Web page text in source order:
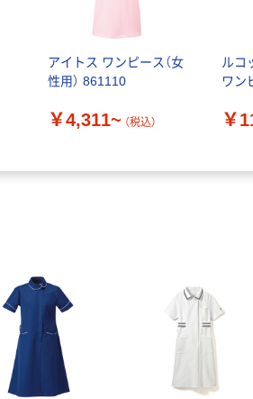
アイトス ワンピース（女
性用） 861110
￥4,311~ （税込）
ルコ
ワン
￥